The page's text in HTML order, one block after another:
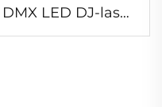
LED DJ-laser
käyttöön